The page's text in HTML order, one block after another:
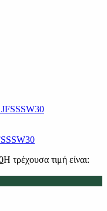
Η τρέχουσα τιμή είναι: